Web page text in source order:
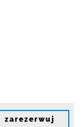
zarezerwuj